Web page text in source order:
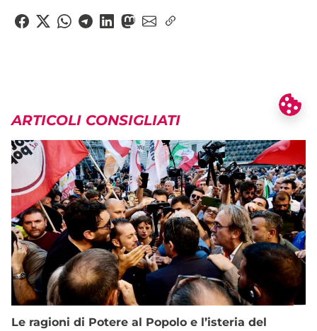
ARTICOLI CONSIGLIATI
Le ragioni di Potere al Popolo e l’isteria del